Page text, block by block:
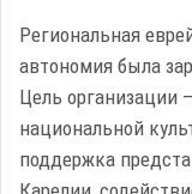
Региональная
автономия была
Цель организации
национальной
поддержка